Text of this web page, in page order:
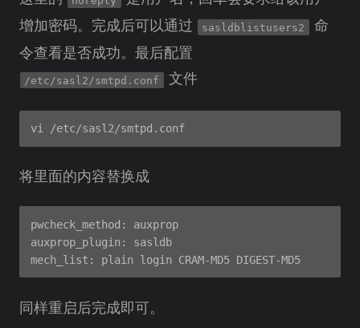
增加密码。完成后可以通过
sasldblistusers2
命
令查看是否成功。最后配置
/etc/sasl2/smtpd.conf 文件
将里面的内容替换成
pwcheck_method: auxprop
auxprop_plugin: sasldb
同样重启后完成即可。